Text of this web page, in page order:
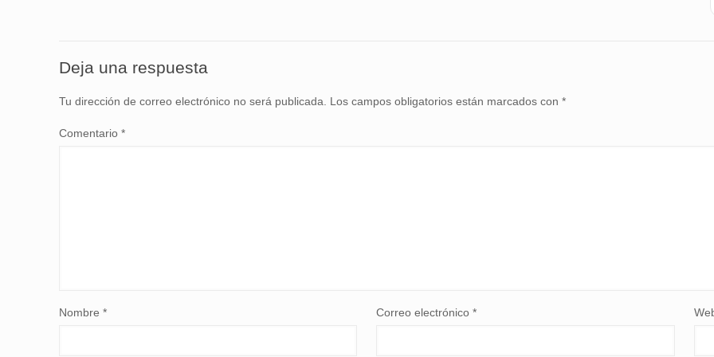
Deja una respuesta
Tu dirección de correo electrónico no será publicada. Los campos obligatorios están marcados con *
Comentario *
Nombre * Correo electrónico*